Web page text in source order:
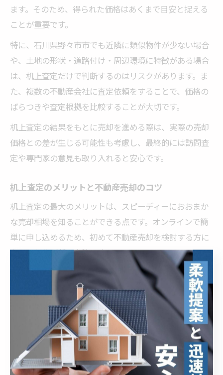
ます。そのため、得られた価格はあくまで目安と捉える
ことが重要です。
特に、石川県野々市市でも近隣に類似物件が少ない場合
や、土地の形状・道路付け・周辺環境に特徴がある場合
は、机上査定だけで判断するのはリスクがあります。ま
た、複数の不動産会社に査定依頼をすることで、価格の
ばらつきや査定根拠を比較することが大切です。
机上査定の結果をもとに売却を進める際は、実際の売却
価格との差が生じる可能性も考慮し、最終的には訪問査
定や専門家の意見も取り入れると安心です。
机上査定のメリットと不動産売却のコツ
机上査定の最大のメリットは、スピーディーにおおまか
な売却相場を知ることができる点です。オンラインで簡
単に申し込めるため、初めて不動産売却を検討する方に
もハードルが低い方法です。
査定結果を有効活用するコツとしては、複数社から査定
を取り寄せて相場の幅を確認すること、根拠や査定方法
の説明をしっかり聞くことが挙げられます。石川県野々
市市のような地域特性を把握している不動産会社を選ぶ
ことで、より信頼度の高い情報を得ることができます。
机上査定を活用しつつ、売却のタイミングや価格交渉の
参考資料として役立てるのが、スムーズな不動産売却の